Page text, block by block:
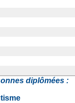
diplômées :